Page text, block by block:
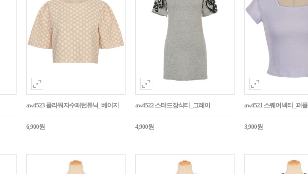
aw4523 플라워자수패턴튜닉_베이지
6,900원
aw4522 스터드장식티_그레이
4,900원
aw4521 스퀘어넥티_퍼플
3,900원